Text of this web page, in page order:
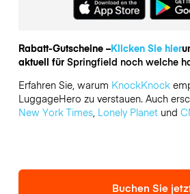
Rabatt-Gutscheine –Klicken Sie hier
aktuell für Springfield noch welche
Erfahren Sie, warum KnockKnock
LuggageHero zu verstauen. Auch
New York Times, Lonely Planetund
Buchen Sie